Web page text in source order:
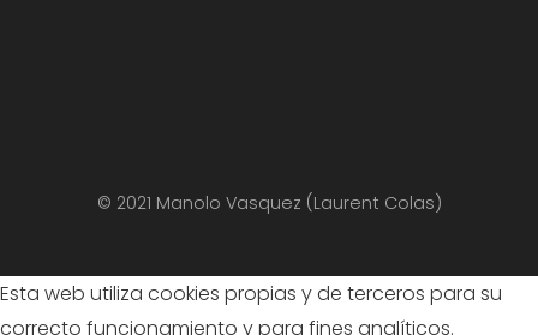
© 2021 Manolo Vasquez (Laurent Colas)
Esta web utiliza cookies propias y de terceros para su
correcto funcionamiento y para fines analíticos.